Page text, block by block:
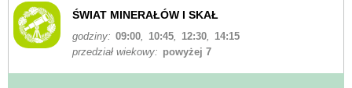
ŚWIAT MINERAŁÓW I SKAŁ
godziny: 09:00, 10:45, 12:30,
14:15
przedział wiekowy: powyżej 7